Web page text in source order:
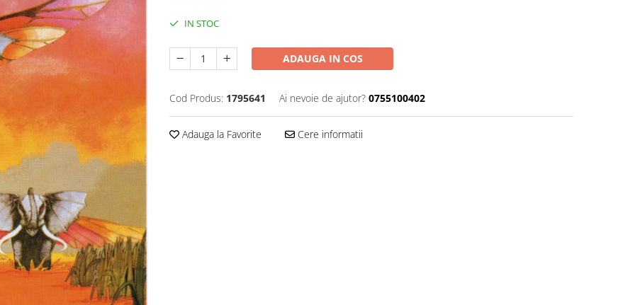
IN STOC
ADAUGA IN COS
Cod Produs: 1795641 Ai nevoie de ajutor? 0755100402
Adauga la Favorite Cere informatii